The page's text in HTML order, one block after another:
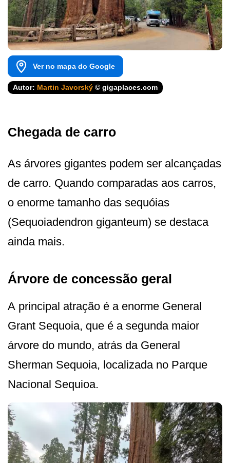
Ver no mapa do Google
Autor: Martin Javorský © gigaplaces.com
Chegada de carro
As árvores gigantes podem ser alcançadas
de carro. Quando comparadas aos carros,
o enorme tamanho das sequóias
(Sequoiadendron giganteum) se destaca
ainda mais.
Árvore de concessão geral
A principal atração é a enorme General
Grant Sequoia, que é a segunda maior
árvore do mundo, atrás da General
Sherman Sequoia, localizada no Parque
Nacional Sequioa.